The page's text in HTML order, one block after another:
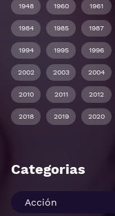
1948 1960 1961
1984 1985 1987
1994 1995 1996
2002 2003 2004
2010 2011 2012
2018 2019 2020
Categorias
Acción